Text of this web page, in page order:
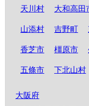
天川村 大和高田
山添村 吉野町
香芝市 橿原市
五條市 下北山村
大阪府